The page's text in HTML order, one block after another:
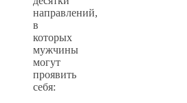
направлений,
в
которых
мужчины
могут
проявить
себя: